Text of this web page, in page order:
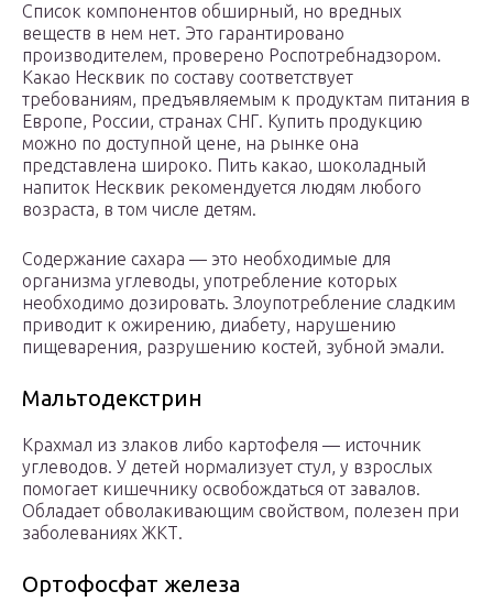
Список компонентов обширный, но вредных
веществ в нем нет. Это гарантировано
производителем, проверено Роспотребнадзором.
Какао Несквик по составу соответствует
требованиям, предъявляемым к продуктам питания в
Европе, России, странах СНГ. Купить продукцию
можно по доступной цене, на рынке она
представлена широко. Пить какао, шоколадный
напиток Несквик рекомендуется людям любого
возраста, в том числе детям.
Содержание сахара — это необходимые для
организма углеводы, употребление которых
необходимо дозировать. Злоупотребление сладким
приводит к ожирению, диабету, нарушению
пищеварения, разрушению костей, зубной эмали.
Мальтодекстрин
Крахмал из злаков либо картофеля — источник
углеводов. У детей нормализует стул, у взрослых
помогает кишечнику освобождаться от завалов.
Обладает обволакивающим свойством, полезен при
заболеваниях ЖКТ.
Ортофосфат железа